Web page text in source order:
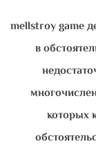
mellstroy game
в
которых